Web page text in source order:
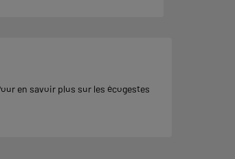
en savoir plus sur les écogestes